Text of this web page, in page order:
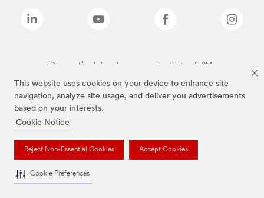
This website uses cookies on your device to enhance site
navigation, analyze site usage, and deliver you advertisements
based on your interests.
Cookie Notice
Reject Non-Essential Cookies Accept Cookies
Cookie Preferences
De ovenstående brands er varemærker tilhørende 3M.